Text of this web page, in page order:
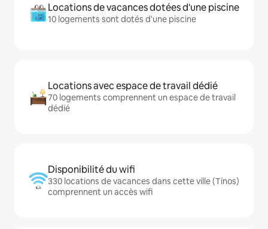
Locations de vacances dotées d'une piscine
10 logements sont dotés d'une piscine
Locations avec espace de travail dédié
70 logements comprennent un espace de travail
dédié
Disponibilité du wifi
330 locations de vacances dans cette ville (Tínos)
comprennent un accès wifi